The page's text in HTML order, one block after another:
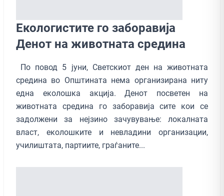
Екологистите го заборавија
Денот на животната средина
По повод 5 јуни, Светскиот ден на животната
средина во Општината нема организирана ниту
една еколошка акција. Денот посветен на
животната средина го заборавија сите кои се
задолжени за нејзино зачувување: локалната
власт, еколошките и невладини организации,
училиштата, партиите, граѓаните...